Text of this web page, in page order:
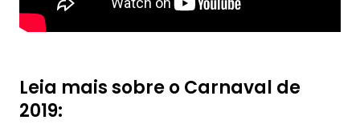
Leia mais sobre o Carnaval de
2019: